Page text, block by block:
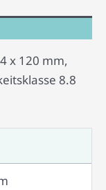
x 120 mm,
8.8